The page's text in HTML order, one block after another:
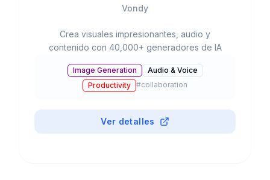
Vondy
Crea visuales impresionantes, audio y
contenido con 40,000+ generadores de IA
Image Generation
Audio & Voice
Productivity #collaboration
Ver detalles